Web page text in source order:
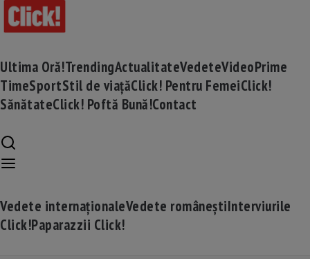
Ultima Oră!TrendingActualitateVedeteVideoPrime
TimeSportStil de viațăClick! Pentru FemeiClick!
SănătateClick! Poftă Bună!Contact
Vedete internaționaleVedete româneștiInterviurile
Click!Paparazzii Click!